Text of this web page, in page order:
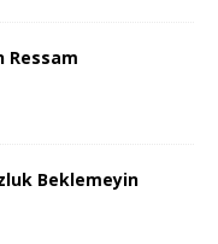
Ressam
Beklemeyin